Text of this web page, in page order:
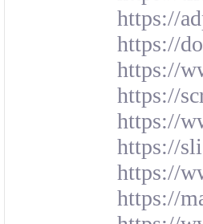
https://
https://
https://
https://
https://
https://
https://
https://